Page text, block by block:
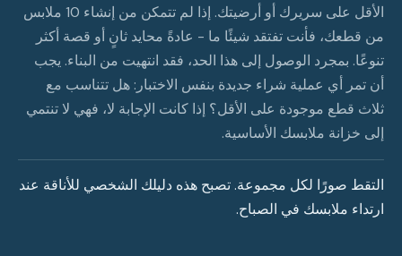
الأقل على سريرك أو أرضيتك. إذا لم تتمكن من إنشاء 10 ملابس
من قطعك، فأنت تفتقد شيئًا ما - عادةً محايد ثانٍ أو قصة أكثر
تنوعًا. بمجرد الوصول إلى هذا الحد، فقد انتهيت من البناء. يجب
أن تمر أي عملية شراء جديدة بنفس الاختبار: هل تتناسب مع
ثلاث قطع موجودة على الأقل؟ إذا كانت الإجابة لا، فهي لا تنتمي
إلى خزانة ملابسك الأساسية.
التقط صورًا لكل مجموعة. تصبح هذه دليلك الشخصي للأناقة عند
ارتداء ملابسك في الصباح.